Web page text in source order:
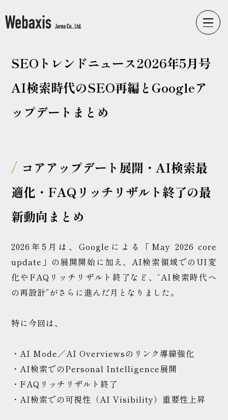
Webaxisの制作カテゴリ
コーポレートサイト
ECサイト
採用サイト
WEbaxis
WEB制作の
ご相談はこちら
SEOトレンドニュース2026年5月号
AI検索時代のSEO再編とGoogleア
ップデートまとめ
コアアップデート展開・AI検索最
適化・FAQリッチリザルト終了の最
新動向まとめ
2026年5月は、Googleによる「May 2026 core
update」の展開開始に加え、AI検索領域でのUI変
化やFAQリッチリザルト終了など、“AI検索時代へ
の再設計”がさらに進んだ月となりました。
特に今回は、
・AI Mode／AI Overviewsのリンク導線強化
・AI検索でのPersonal Intelligence展開
・FAQリッチリザルト終了
・AI検索での可視性（AI Visibility）重要性上昇